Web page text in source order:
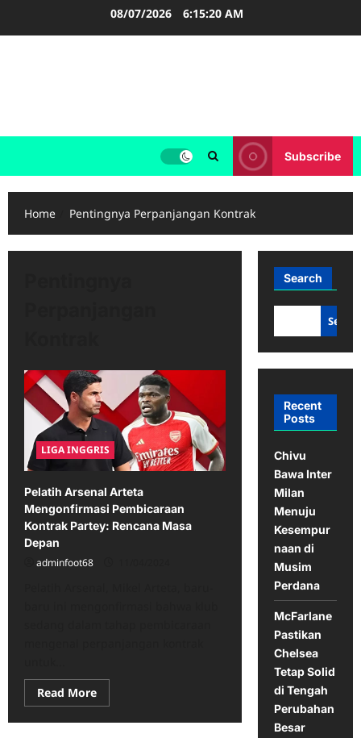
08/07/2026 6:15:20 AM
Subscribe
Home Pentingnya Perpanjangan Kontrak
LIGA INGGRIS
Pelatih Arsenal Arteta
Mengonfirmasi Pembicaraan
Kontrak Partey: Rencana Masa
Depan
adminfoot68
Read MoreRead
more
Pelatih
Search
Recent
Posts
Chivu
Bawa Inter
Milan
Menuju
Kesempur
naan di
Musim
Perdana
McFarlane
Pastikan
Chelsea
Tetap Solid
di Tengah
Perubahan
Besar